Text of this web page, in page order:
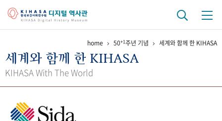
걸어온 길 기관 변천사 역대 기관장
정책과 연구 키워드로 보는 연구 역사
home 50+1주년 기념 세계와 함께 한 KIHASA
세계와 함께 한 KIHASA
KIHASA With The World